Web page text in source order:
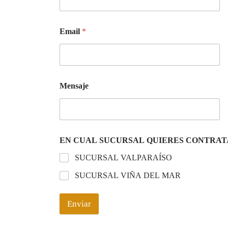
Email *
Mensaje
EN CUAL SUCURSAL QUIERES
SUCURSAL VALPARAÍSO
SUCURSAL VIÑA DEL MAR
Enviar